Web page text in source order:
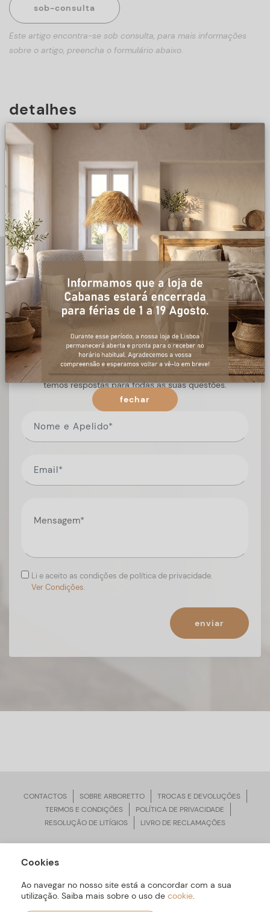
sob-consulta
Este artigo encontra-se sob consulta, para mais informações
sobre o artigo, preencha o formulário abaixo.
detalhes
+ informações
Preencha o formulário, e num curto espaço de tempo,
temos respostas para todas as suas questões.
Li e aceito as condições de política de privacidade.
Ver Condições.
enviar
CONTACTOS SOBRE ARBORETTO
TROCAS E DEVOLUÇÕES
TERMOS E CONDIÇÕES
POLÍTICA DE PRIVACIDADE
RESOLUÇÃO DE LITÍGIOS
LIVRO DE RECLAMAÇÕES
ARBORETTO © Todos os Direitos Reservados | Desenvolvido por
Cookies
Ao navegar no nosso site está a concordar com a sua
utilização. Saiba mais sobre o uso de cookie.
fechar